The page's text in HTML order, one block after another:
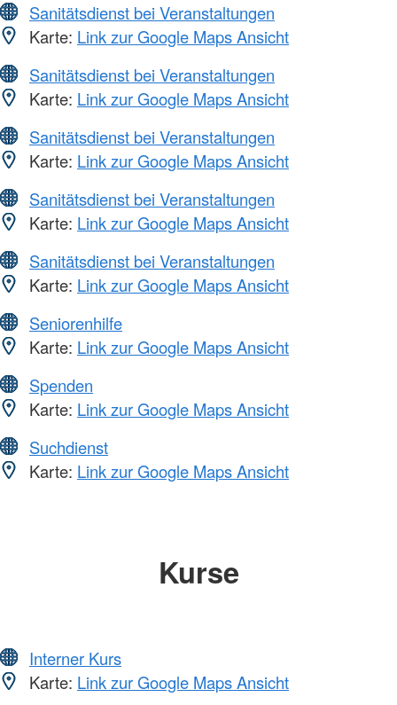
Sanitätsdienst bei Veranstaltungen
Karte: Link zur Google Maps Ansicht
Sanitätsdienst bei Veranstaltungen
Karte: Link zur Google Maps Ansicht
Sanitätsdienst bei Veranstaltungen
Karte: Link zur Google Maps Ansicht
Sanitätsdienst bei Veranstaltungen
Karte: Link zur Google Maps Ansicht
Sanitätsdienst bei Veranstaltungen
Karte: Link zur Google Maps Ansicht
Seniorenhilfe
Karte: Link zur Google Maps Ansicht
Spenden
Karte: Link zur Google Maps Ansicht
Suchdienst
Karte: Link zur Google Maps Ansicht
Kurse
Interner Kurs
Karte: Link zur Google Maps Ansicht